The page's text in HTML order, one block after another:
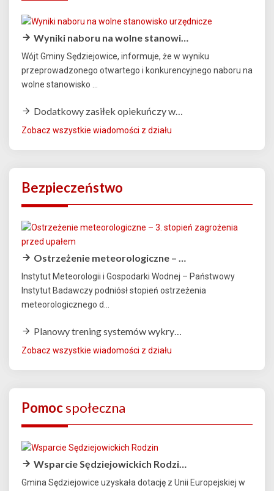
Wyniki naboru na wolne stanowi…
Wójt Gminy Sędziejowice, informuje, że w wyniku
przeprowadzonego otwartego i konkurencyjnego naboru na
wolne stanowisko ...
Dodatkowy zasiłek opiekuńczy w…
Zobacz wszystkie wiadomości z działu
Bezpieczeństwo
Ostrzeżenie meteorologiczne – …
Instytut Meteorologii i Gospodarki Wodnej – Państwowy
Instytut Badawczy podniósł stopień ostrzeżenia
meteorologicznego d...
Planowy trening systemów wykry…
Zobacz wszystkie wiadomości z działu
Pomocspołeczna
Wsparcie Sędziejowickich Rodzi…
Gmina Sędziejowice uzyskała dotację z Unii Europejskiej w